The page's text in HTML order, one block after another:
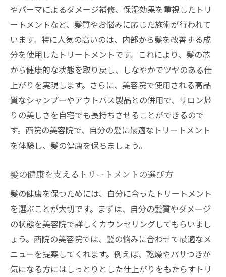
やパーマによるダメージ補修、保湿効果を重視したトリ
ートメントなど、髪質やお悩みに応じた施術が行われて
います。特に人気の高いのは、内部から髪を改善する成
分を使用したトリートメントです。これにより、髪の芯
から健康的な状態を取り戻し、しなやかでツヤのある仕
上がりを実現します。さらに、美容院で使用される高品
質なシャンプーやアウトバス製品との併用で、サロン帰
りの美しさを自宅でも長持ちさせることができるので
す。西院の美容院で、自分の髪に最適なトリートメント
を体験し、髪の健康を保ちましょう。
髪の健康を支えるトリートメントの選び方
髪の健康を保つためには、自分に合ったトリートメント
を選ぶことが大切です。まずは、自分の髪質やダメージ
の状態を美容院で詳しくカウンセリングしてもらいまし
ょう。西院の美容院では、髪の悩みに合わせて最適なメ
ニューを提案してくれます。例えば、乾燥やパサつきが
気になる方にはしっとりとした仕上がりをもたらすトリ